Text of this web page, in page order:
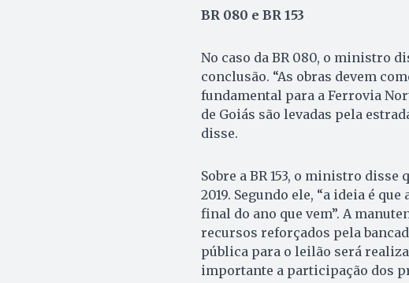
BR 080 e BR 153
No caso da BR 080, o ministro
conclusão. “As obras devem
fundamental para a Ferrovia
de Goiás são levadas pela
disse.
Sobre a BR 153, o ministro
2019. Segundo ele, “a ideia é
final do ano que vem”. A
recursos reforçados pela
pública para o leilão será
importante a participação dos